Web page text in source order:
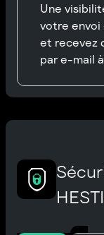
Une
votre envoi
et recevez
par e-mail